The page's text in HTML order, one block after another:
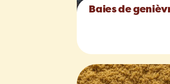
Baies de